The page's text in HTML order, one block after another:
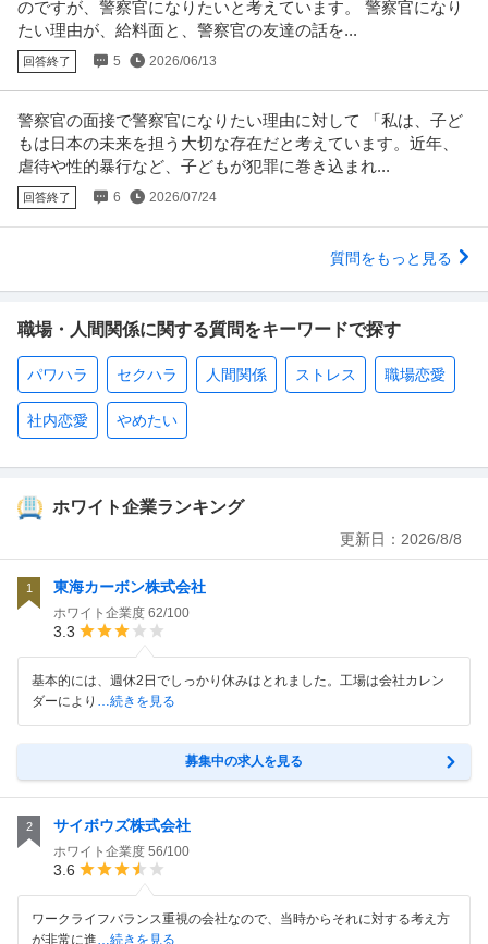
のですが、警察官になりたいと考えています。 警察官になり
たい理由が、給料面と、警察官の友達の話を...
回答終了 5 2026/06/13
警察官の面接で警察官になりたい理由に対して 「私は、子ど
もは日本の未来を担う大切な存在だと考えています。近年、
虐待や性的暴行など、子どもが犯罪に巻き込まれ...
回答終了 6 2026/07/24
質問をもっと見る
職場・人間関係に関する質問をキーワードで探す
パワハラ セクハラ 人間関係 ストレス 職場恋愛
社内恋愛 やめたい
ホワイト企業ランキング
更新日： 2026/8/8
1 東海カーボン株式会社
ホワイト企業度 62/100
3.3
基本的には、週休2日でしっかり休みはとれました。工場は会社カレン
ダーにより …続きを見る
募集中の求人を見る
2 サイボウズ株式会社
ホワイト企業度 56/100
3.6
ワークライフバランス重視の会社なので、当時からそれに対する考え方
が非常に進…続きを見る